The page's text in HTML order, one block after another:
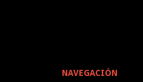
NAVEGACIÓN